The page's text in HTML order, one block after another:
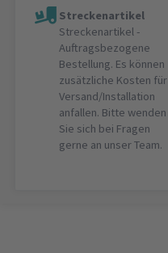
Streckenartikel
Streckenartikel -
Auftragsbezogene
Bestellung. Es können
zusätzliche Kosten für
Versand/Installation
anfallen. Bitte wenden
Sie sich bei Fragen
gerne an unser Team.